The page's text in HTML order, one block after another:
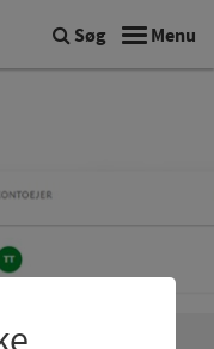
Menu
Søg